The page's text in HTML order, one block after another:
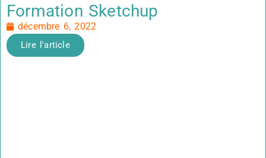
Formation Sketchup
décembre 6, 2022
Lire l'article